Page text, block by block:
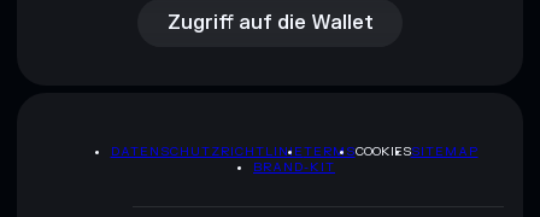
Zugriff auf die Wallet
DATENSCHUTZRICHTLINIETERMSCOOKIESSITEMAP
BRAND-KIT